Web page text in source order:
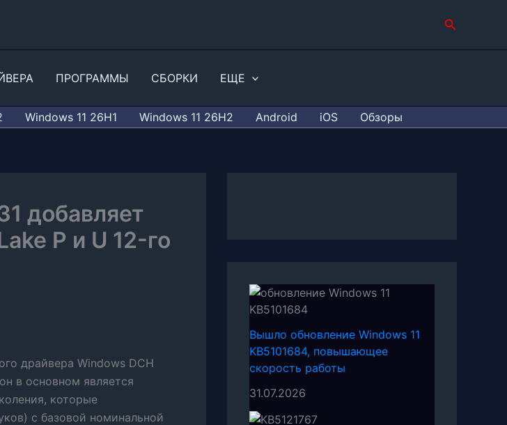
Поиск
ПРОГРАММЫ СБОРКИ ЕЩЕ
Windows 11 26H1 Windows 11 26H2 Android iOS Обзоры
добавляет
P и U 12-го
драйвера Windows DCH
в основном является
которые
с базовой номинальной
Вышло обновление Windows 11
KB5101684, повышающее
скорость работы
31.07.2026